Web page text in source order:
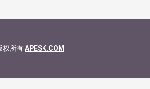
权所有APESK.COM